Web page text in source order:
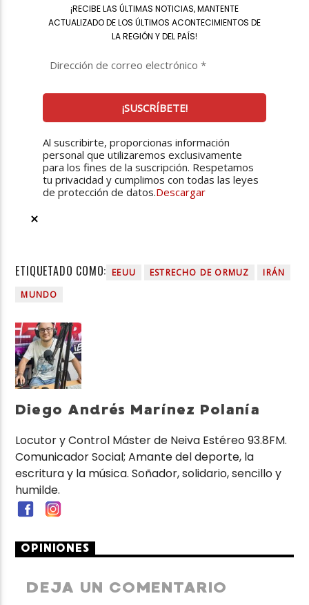
¡RECIBE LAS ÚLTIMAS NOTICIAS, MANTENTE
ACTUALIZADO DE LOS ÚLTIMOS ACONTECIMIENTOS DE
LA REGIÓN Y DEL PAÍS!
Al suscribirte, proporcionas información
personal que utilizaremos exclusivamente
para los fines de la suscripción. Respetamos
tu privacidad y cumplimos con todas las leyes
de protección de datos.Descargar
ETIQUETADO COMO: EEUU ESTRECHO DE ORMUZ
IRÁN
MUNDO
Diego Andrés Marínez Polanía
Locutor y Control Máster de Neiva Estéreo 93.8FM.
Comunicador Social; Amante del deporte, la
escritura y la música. Soñador, solidario, sencillo y
humilde.
OPINIONES
DEJA UN COMENTARIO